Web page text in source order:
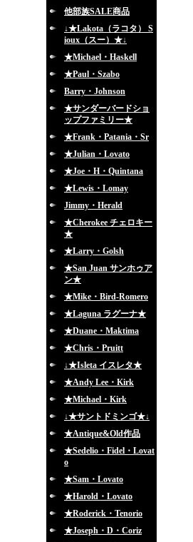
他部族SALE商品
↓★Lakota（ラコタ） S
ioux（スー）★↓
★Michael・Haskell
★Paul・Szabo
Barry・Johnson
★サンダーバードショ
ップファミリー★
★Frank・Patania・Sr
★Julian・Lovato
★Joe・H・Quintana
★Lewis・Lomay
Jimmy・Herald
★Cherokee チェロキー
★
★Larry・Golsh
★San Juan サンホゥア
ン★
★Mike・Bird-Romero
★Laguna ラグーナ★
★Duane・Maktima
★Chris・Pruitt
↓★Isleta イスレタ★
★Andy Lee・Kirk
★Michael・Kirk
↓★サントドミンゴ★↓
★Antique&Old作品
★Sedelio・Fidel・Lovat
o
★Sam・Lovato
★Harold・Lovato
★Roderick・Tenorio
★Joseph・D・Coriz